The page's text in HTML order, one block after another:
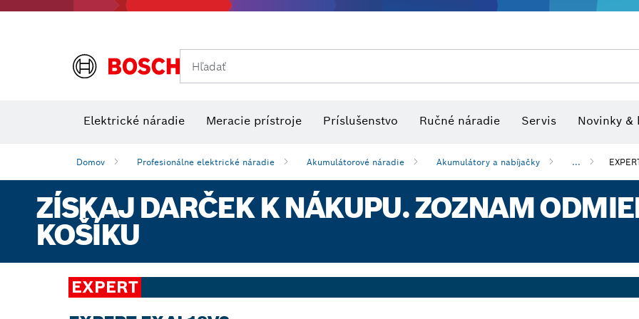
Hľadať
Elektrické náradie Meracie prístroje Príslušenstvo Ručné náradie Servis Novinky &
Domov Profesionálne elektrické náradie Akumulátorové náradie Akumulátory a nabíjačky ...
ZÍSKAJ DARČEK K NÁKUPU. ZOZNAM
KOŠÍKU
EXPERT